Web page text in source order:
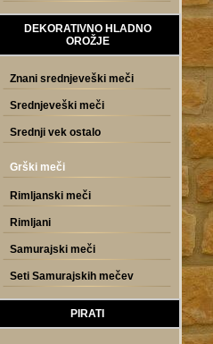
DEKORATIVNO HLADNO
OROŽJE
Znani srednjeveški meči
Srednjeveški meči
Srednji vek ostalo
Grški meči
Rimljanski meči
Rimljani
Samurajski meči
Seti Samurajskih mečev
PIRATI